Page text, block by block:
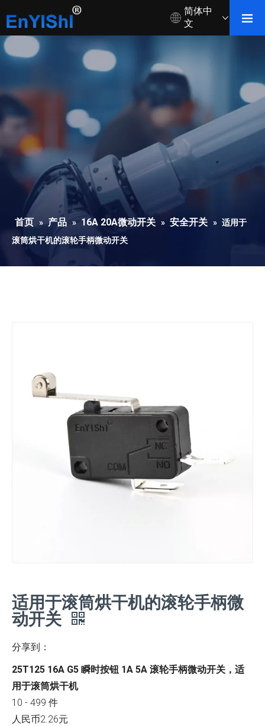
简体中
文
首页 » 产品 » 16A 20A微动开关 » 安全开关 » 适用于
滚筒烘干机的滚轮手柄微动开关
适用于滚筒烘干机的滚轮手柄微
动开关
分享到：
25T125 16A G5 瞬时按钮 1A 5A 滚轮手柄微动开关，适
用于滚筒烘干机
10 - 499 件
人民币2.26元